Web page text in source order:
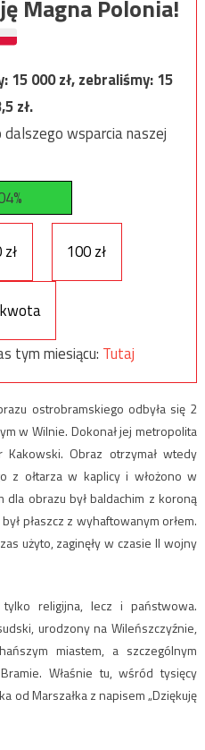
Magna Polonia!
15 000zł, zebraliśmy:15
zł.
dalszego wsparcia naszej
100 zł
tym miesiącu: Tutaj
ostrobramskiego odbyła się 2
w Wilnie. Dokonał jej metropolita
Kakowski. Obraz otrzymał wtedy
z ołtarza w kaplicy i włożono w
obrazu był baldachim z koroną
płaszcz z wyhaftowanym orłem.
użyto, zaginęły w czasie II wojny
religijna, lecz i państwowa.
urodzony na Wileńszczyźnie,
miastem, a szczególnym
Właśnie tu, wśród tysięcy
od Marszałka z napisem „Dziękuję